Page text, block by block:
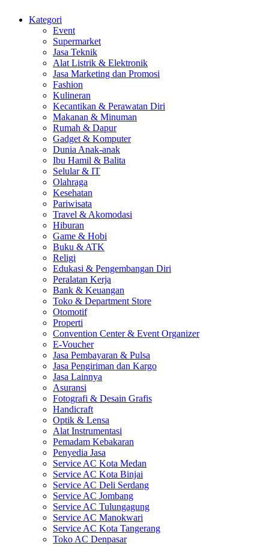
Kategori
Event
Supermarket
Jasa Teknik
Alat Listrik & Elektronik
Jasa Marketing dan Promosi
Fashion
Kulineran
Kecantikan & Perawatan Diri
Makanan & Minuman
Rumah & Dapur
Gadget & Komputer
Dunia Anak-anak
Ibu Hamil & Balita
Selular & IT
Olahraga
Kesehatan
Pariwisata
Travel & Akomodasi
Hiburan
Game & Hobi
Buku & ATK
Religi
Edukasi & Pengembangan Diri
Peralatan Kerja
Bank & Keuangan
Toko & Department Store
Otomotif
Properti
Convention Center & Event Organizer
E-Voucher
Jasa Pembayaran & Pulsa
Jasa Pengiriman dan Kargo
Jasa Lainnya
Asuransi
Fotografi & Desain Grafis
Handicraft
Optik & Lensa
Alat Instrumentasi
Pemadam Kebakaran
Penyedia Jasa
Service AC Kota Medan
Service AC Kota Binjai
Service AC Deli Serdang
Service AC Jombang
Service AC Tulungagung
Service AC Manokwari
Service AC Kota Tangerang
Toko AC Denpasar